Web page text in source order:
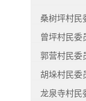
桑树坪村民
曾坪村民委
郭营村民委
胡垛村民委
龙泉寺村民